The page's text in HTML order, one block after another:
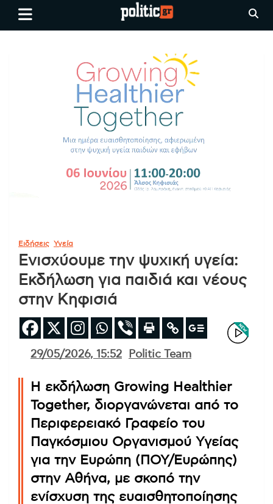
Skip
Ειδήσεις απο τη
Θεσσαλονίκη, την Ελλάδα και
όλο τον Κόσμο
politic.gr
Ειδήσεις Υγεία
Ενισχύουμε την ψυχική υγεία:
Εκδήλωση για παιδιά και νέους
στην Κηφισιά
29/05/2026, 15:52 Politic Team
Η εκδήλωση Growing Healthier
Together, διοργανώνεται από το
Περιφερειακό Γραφείο του
Παγκόσμιου Οργανισμού Υγείας
για την Ευρώπη (ΠΟΥ/Ευρώπης)
στην Αθήνα, με σκοπό την
ενίσχυση της ευαισθητοποίησης